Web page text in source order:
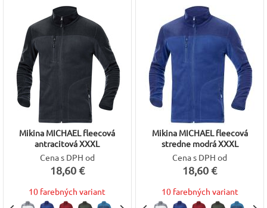
Mikina MICHAEL fleecová
antracitová XXXL
Cena s DPH od
18,60 €
10 farebných variant
Mikina MICHAEL fleecová
stredne modrá XXXL
Cena s DPH od
18,60 €
10 farebných variant